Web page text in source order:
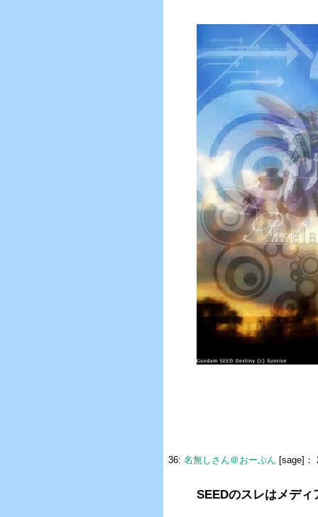
36: 名無しさん＠おーぷん [sage]：
SEEDのスレはメデ